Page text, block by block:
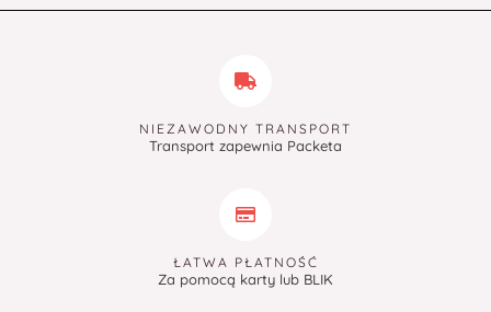
NIEZAWODNY TRANSPORT
Transport zapewnia Packeta
ŁATWA PŁATNOŚĆ
Za pomocą karty lub BLIK